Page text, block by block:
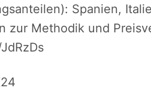
Spanien,
zur Methodik und